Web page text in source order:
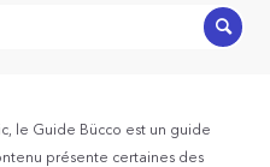
le Guide Bücco est un guide
présente certaines des